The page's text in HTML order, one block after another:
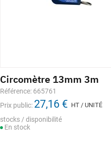
Circomètre 13mm 3m
Référence: 665761
Prix public: 27,16 € HT / UNITÉ
stocks / disponibilité
En stock